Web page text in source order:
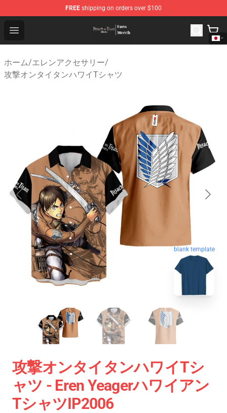
FREE shipping on orders over $100
Open menu
Attack On Titan Store - Official Attack On Titan
ホーム/エレンアクセサリー/
攻撃オンタイタンハワイTシャツ
blank template
攻撃オンタイタンハワイTシ
ャツ - Eren Yeagerハワイアン
TシャツIP2006